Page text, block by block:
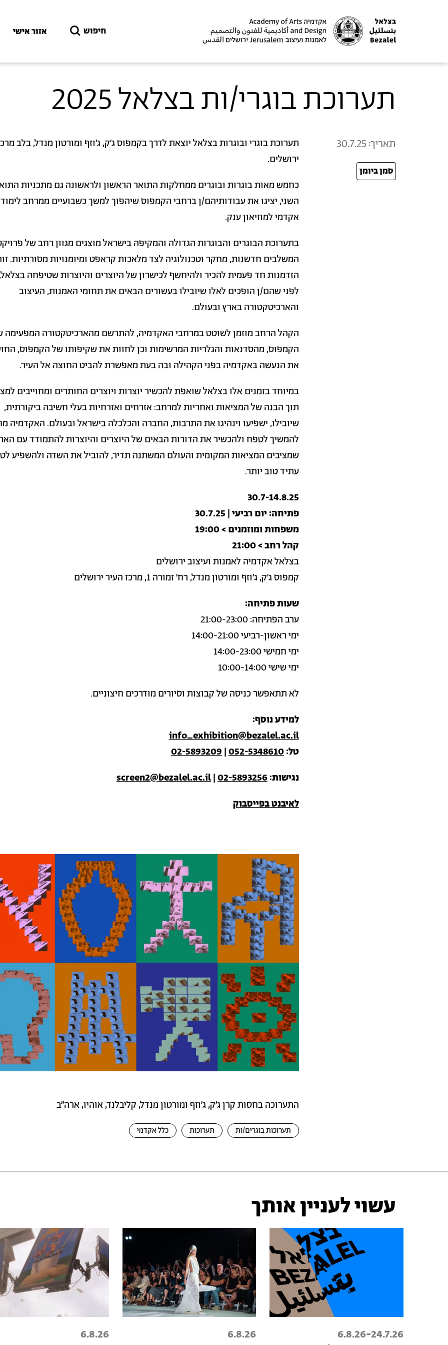
חיפוש אזור אישי
תערוכת בוגרי/ות בצלאל 2025
תאריך: 30.7.25
סמן ביומן
תערוכת בוגרי ובוגרות בצלאל יוצאת לדרך בקמפוס ג'ק, ג'וזף ומורטון מנדל, בלב
ירושלים.
כחמש מאות בוגרות ובוגרים ממחלקות התואר הראשון ולראשונה גם מתכניות
השני, יציגו את עבודותיהם/ן ברחבי הקמפוס שיהפוך למשך כשבועיים ממרחב
אקדמי למוזיאון ענק.
בתערוכת הבוגרים והבוגרות הגדולה והמקיפה בישראל מוצגים מגוון רחב של
המשלבים חדשנות, מחקר וטכנולוגיה לצד מלאכות קראפט ומיומנויות מסורתיות.
הזדמנות חד פעמית להכיר ולהיחשף לכישרון של היוצרים והיוצרות שטיפחה
לפני שהם/ן הופכים לאלו שיובילו בעשורים הבאים את תחומי האמנות, העיצוב
והארכיטקטורה בארץ ובעולם.
הקהל הרחב מוזמן לשוטט במרחבי האקדמיה, להתרשם מהארכיטקטורה המפעימה
הקמפוס, מהסדנאות והגלריות המרשימות וכן לחוות את שקיפותו של הקמפוס,
את הנעשה באקדמיה בפני הקהילה ובה בעת מאפשרת להביט החוצה אל העיר.
במיוחד בזמנים אלו בצלאל שואפת להכשיר יוצרות ויוצרים החותרים ומחוייבים
תוך הבנה של המציאות ואחריות למרחב: אזרחים ואזרחיות בעלי חשיבה ביקורתית,
שיובילו, ישפיעו וינהיגו את התרבות, החברה והכלכלה בישראל ובעולם. האקדמיה
להמשיך לטפח ולהכשיר את הדורות הבאים של היוצרים והיוצרות להתמודד עם
שמציבים המציאות המקומית והעולם המשתנה תדיר, להוביל את השדה ולהשפיע
עתיד טוב יותר.
30.7-14.8.25
פתיחה: יום רביעי | 30.7.25
משפחות ומוזמנים > 19:00
קהל רחב > 21:00
בצלאל אקדמיה לאמנות ועיצוב ירושלים
קמפוס ג׳ק, ג׳וזף ומורטון מנדל, רח' זמורה 1, מרכז העיר ירושלים
שעות פתיחה:
ערב הפתיחה: 21:00-23:00
ימי ראשון-רביעי 14:00-21:00
ימי חמישי 14:00-23:00
ימי שישי 10:00-14:00
לא תתאפשר כניסה של קבוצות וסיורים מודרכים חיצוניים.
למידע נוסף:
info_exhibition@bezalel.ac.il
טל:052-5348610
|
02-5893209
נגישות:02-5893256
|
screen2@bezalel.ac.il
לאיבנט בפייסבוק
התערוכה בחסות קרן ג'ק, ג'וזף ומורטון מנדל, קליבלנד, אוהיו, ארה"ב
תערוכות בוגרים/ות תערוכות כלל אקדמי
עשוי לעניין אותך
24.7.26
-
6.8.26
6.8.26
6.8.26